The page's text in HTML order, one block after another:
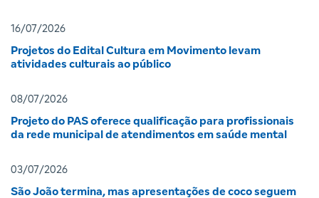
16/07/2026
Projetos do Edital Cultura em Movimento levam
atividades culturais ao público
08/07/2026
Projeto do PAS oferece qualificação para profissionais
da rede municipal de atendimentos em saúde mental
03/07/2026
São João termina, mas apresentações de coco seguem